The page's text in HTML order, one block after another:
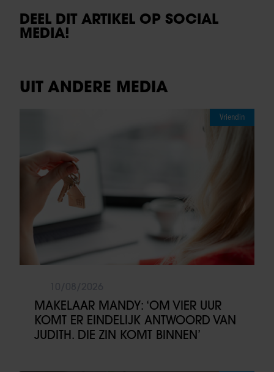
DEEL DIT ARTIKEL OP SOCIAL
MEDIA!
UIT ANDERE MEDIA
Vriendin
MAKELAAR MANDY: ‘OM VIER UUR
KOMT ER EINDELIJK ANTWOORD VAN
JUDITH. DIE ZIN KOMT BINNEN’